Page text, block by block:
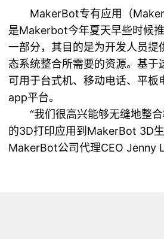
MakerBot专有应用（
是Makerbot今年夏天早些时候
一部分，其目的是为开发人员
态系统整合所需要的资源。基于
可用于台式机、移动电话、平板
app平台。
“我们很高兴能够无缝地整合
的3D打印应用到MakerBot 3D
MakerBot公司代理CEO Jenny